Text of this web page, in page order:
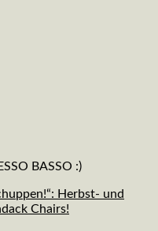
BASSO :)
Herbst- und
Chairs!